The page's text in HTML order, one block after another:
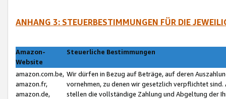
ANHANG 3: STEUERBESTIMMUNGEN FÜR DIE
Amazon-
Website
Steuerliche Bestimmungen
amazon.com.be,
amazon.fr,
amazon.de,
Wir dürfen in Bezug auf Beträge, auf deren
vornehmen, zu denen wir gesetzlich verpflichtet
stellen die vollständige Zahlung und Abgeltung der